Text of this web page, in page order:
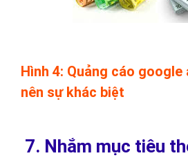
Hình 4: Quảng cáo
nên sự khác biệt
7. Nhắm mục tiêu